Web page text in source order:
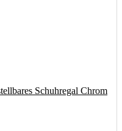
Schuhregal Chrom